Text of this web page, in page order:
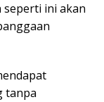
seperti ini akan
tanpa